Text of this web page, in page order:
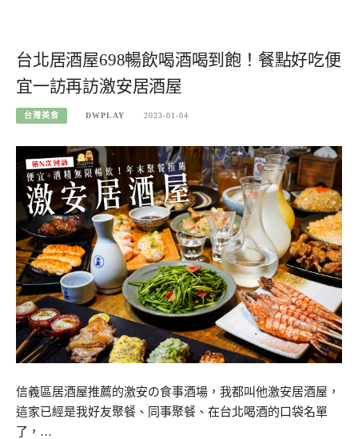
台北居酒屋698暢飲喝酒喝到飽！餐點好吃便
宜一訪再訪激安居酒屋
台灣美食 DWPLAY 2023-01-04
信義區居酒屋推薦的激安の食事酒場，我都叫他激安居酒屋，
這家已經是我好友聚餐、同事聚餐、在台北喝酒的口袋名單
了，…